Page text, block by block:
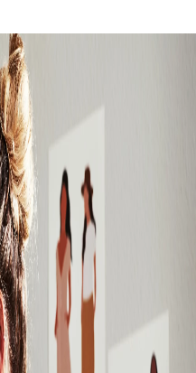
SOLICITE INFORMAÇÕES